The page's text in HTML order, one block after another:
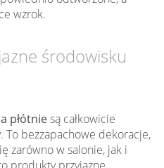
wzrok.
środowisku
płótniesą całkowicie
To bezzapachowe dekoracje,
zarówno w salonie, jak i